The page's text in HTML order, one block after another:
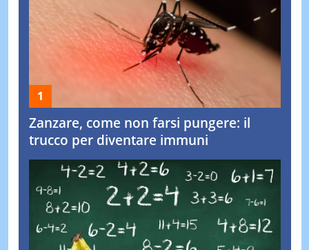
Zanzare, come non farsi pungere: il
trucco per diventare immuni